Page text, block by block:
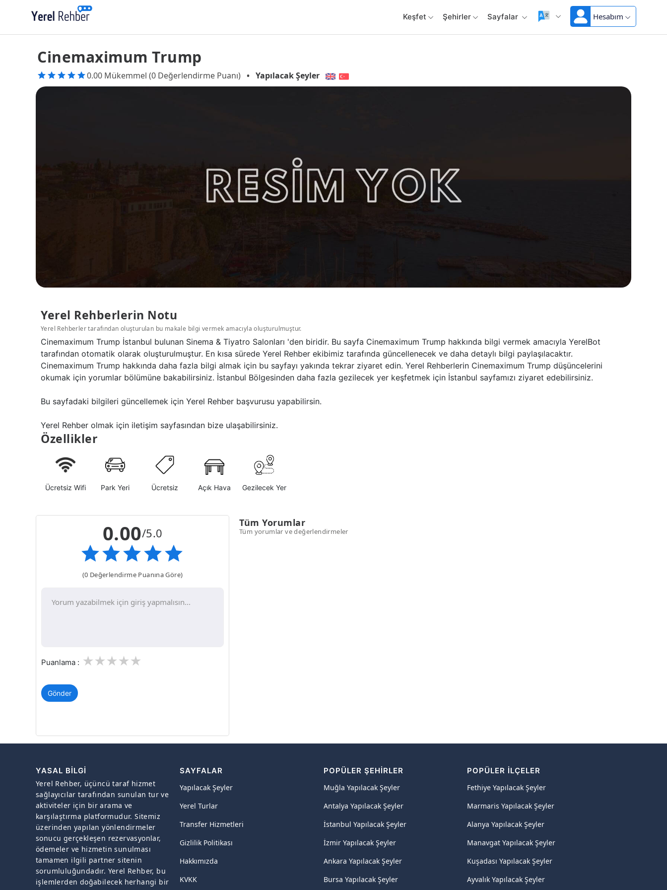
Keşfet Şehirler Sayfalar Hesabım
Cinemaximum Trump
0.00 Mükemmel (0 Değerlendirme Puanı) • Yapılacak Şeyler
Yerel Rehberlerin Notu
Yerel Rehberler tarafından oluşturulan bu makale bilgi vermek amacıyla oluşturulmuştur.
Cinemaximum Trump İstanbul bulunan Sinema & Tiyatro Salonları 'den biridir. Bu sayfa Cinemaximum Trump hakkında bilgi vermek amacıyla YerelBot
tarafından otomatik olarak oluşturulmuştur. En kısa sürede Yerel Rehber ekibimiz tarafında güncellenecek ve daha detaylı bilgi paylaşılacaktır.
Cinemaximum Trump hakkında daha fazla bilgi almak için bu sayfayı yakında tekrar ziyaret edin. Yerel Rehberlerin Cinemaximum Trump düşüncelerini
okumak için yorumlar bölümüne bakabilirsiniz. İstanbul Bölgesinden daha fazla gezilecek yer keşfetmek için İstanbul sayfamızı ziyaret edebilirsiniz.
Bu sayfadaki bilgileri güncellemek için Yerel Rehber başvurusu yapabilirsin.
Yerel Rehber olmak için iletişim sayfasından bize ulaşabilirsiniz.
Özellikler
Ücretsiz Wifi Park Yeri Ücretsiz Açık Hava Gezilecek Yer
0.00/5.0
(0 Değerlendirme Puanına Göre)
Puanlama : 3
2
1
Gönder
Tüm Yorumlar
Tüm yorumlar ve değerlendirmeler
YASAL BILGI
Yerel Rehber, üçüncü taraf hizmet
sağlayıcılar tarafından sunulan tur ve
aktiviteler için bir arama ve
karşılaştırma platformudur. Sitemiz
üzerinden yapılan yönlendirmeler
sonucu gerçekleşen rezervasyonlar,
ödemeler ve hizmetin sunulması
tamamen ilgili partner sitenin
sorumluluğundadır. Yerel Rehber, bu
işlemlerden doğabilecek herhangi bir
SAYFALAR
Yapılacak Şeyler
Yerel Turlar
Transfer Hizmetleri
Gizlilik Politikası
Hakkımızda
KVKK
POPÜLER ŞEHIRLER
Muğla Yapılacak Şeyler
Antalya Yapılacak Şeyler
İstanbul Yapılacak Şeyler
İzmir Yapılacak Şeyler
Ankara Yapılacak Şeyler
Bursa Yapılacak Şeyler
POPÜLER İLÇELER
Fethiye Yapılacak Şeyler
Marmaris Yapılacak Şeyler
Alanya Yapılacak Şeyler
Manavgat Yapılacak Şeyler
Kuşadası Yapılacak Şeyler
Ayvalık Yapılacak Şeyler